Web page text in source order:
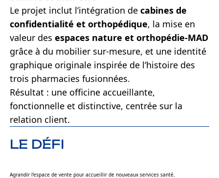
Le projet inclut l’intégration de cabines de
confidentialité et orthopédique, la mise en
valeur des espaces nature et orthopédie-MAD
grâce à du mobilier sur-mesure, et une identité
graphique originale inspirée de l’histoire des
trois pharmacies fusionnées.
Résultat : une officine accueillante,
fonctionnelle et distinctive, centrée sur la
relation client.
LE DÉFI
Agrandir l’espace de vente pour accueillir de nouveaux services santé.